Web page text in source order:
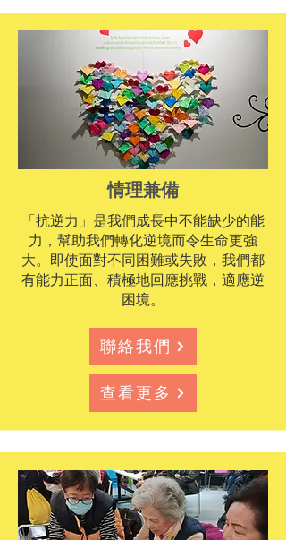
情理兼備
「抗逆力」是我們成長中不能缺少的能
力，幫助我們轉化逆境而令生命更強
大。即使面對不同困難或失敗，我們都
有能力正面、積極地回應挑戰，適應逆
困境。
聯絡我們
查看更多